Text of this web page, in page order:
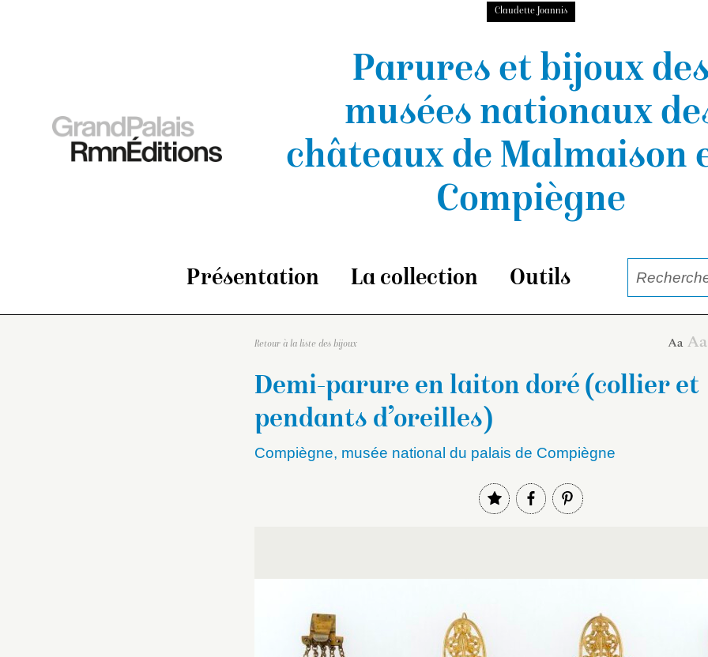
Claudette Joannis
Parures et bijoux des
musées nationaux
châteaux de Malmaison
Compiègne
Présentation La collection Outils
Retour à la liste des bijoux
Demi-parure en laiton doré (collier et
pendants d’oreilles)
Compiègne, musée national du palais de Compiègne